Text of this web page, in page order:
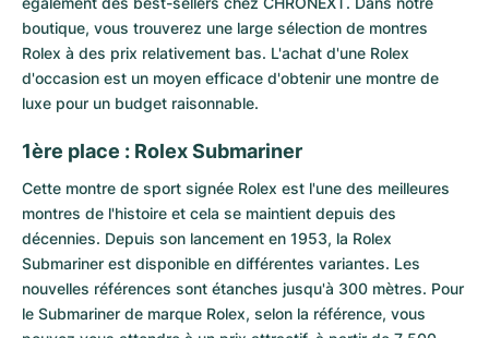
boutique, vous trouverez une large sélection de montres
Rolex à des prix relativement bas. L'achat d'une Rolex
d'occasion est un moyen efficace d'obtenir une montre de
luxe pour un budget raisonnable.
1ère place : Rolex Submariner
Cette montre de sport signée Rolex est l'une des meilleures
montres de l'histoire et cela se maintient depuis des
décennies. Depuis son lancement en 1953, la Rolex
Submariner est disponible en différentes variantes. Les
nouvelles références sont étanches jusqu'à 300 mètres. Pour
le Submariner de marque Rolex, selon la référence, vous